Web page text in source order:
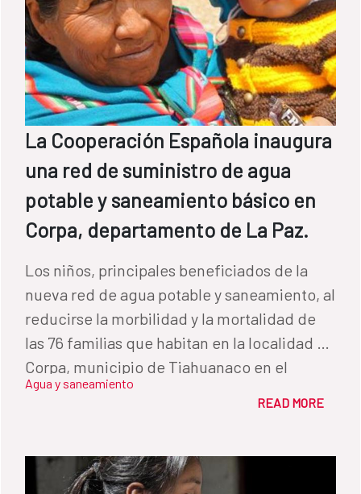
La Cooperación Española inaugura
una red de suministro de agua
potable y saneamiento básico en
Corpa, departamento de La Paz.
Los niños, principales beneficiados de la
nueva red de agua potable y saneamiento, al
reducirse la morbilidad y la mortalidad de
las 76 familias que habitan en la localidad de
Corpa, municipio de Tiahuanaco en el
altiplano de Bolivia.
Agua y saneamiento
READ MORE